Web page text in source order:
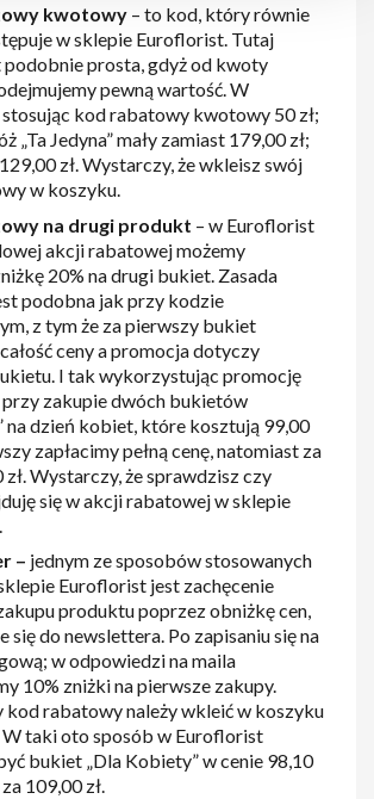
kwotowy – to kod, który równie
w sklepie Euroflorist. Tutaj
podobnie prosta, gdyż od kwoty
pewną wartość. W
kod rabatowy kwotowy 50 zł;
„Ta Jedyna” mały zamiast 179,00 zł;
zł. Wystarczy, że wkleisz swój
w koszyku.
na drugi produkt – w Euroflorist
akcji rabatowej możemy
20% na drugi bukiet. Zasada
podobna jak przy kodzie
z tym że za pierwszy bukiet
ceny a promocja dotyczy
I tak wykorzystując promocję
zakupie dwóch bukietów
na dzień kobiet, które kosztują 99,00
zapłacimy pełną cenę, natomiast za
Wystarczy, że sprawdzisz czy
się w akcji rabatowej w sklepie
– jednym ze sposobów stosowanych
Euroflorist jest zachęcenie
produktu poprzez obniżkę cen,
się do newslettera. Po zapisaniu się na
w odpowiedzi na maila
10% zniżki na pierwsze zakupy.
kod rabatowy należy wkleić w koszyku
W taki oto sposób w Euroflorist
bukiet „Dla Kobiety” w cenie 98,10
109,00 zł.